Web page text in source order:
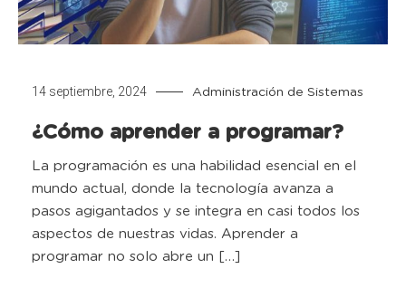
14 septiembre, 2024 Administración de Sistemas
¿Cómo aprender a programar?
La programación es una habilidad esencial en el
mundo actual, donde la tecnología avanza a
pasos agigantados y se integra en casi todos los
aspectos de nuestras vidas. Aprender a
programar no solo abre un […]